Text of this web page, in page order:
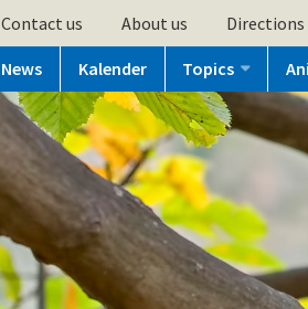
Contact us About us Directions
News Kalender Topics